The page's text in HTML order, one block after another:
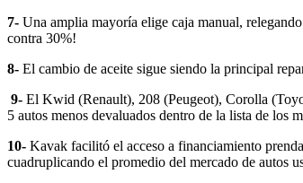
7- Una amplia mayoría elige caja manual,
contra 30%!
8- El cambio de aceite sigue siendo la principal
9- El Kwid (Renault), 208 (Peugeot), Corolla
5 autos menos devaluados dentro de la lista de los
10- Kavak facilitó el acceso a financiamiento
cuadruplicando el promedio del mercado de autos